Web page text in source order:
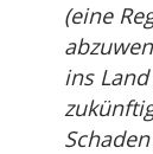
(eine
ins